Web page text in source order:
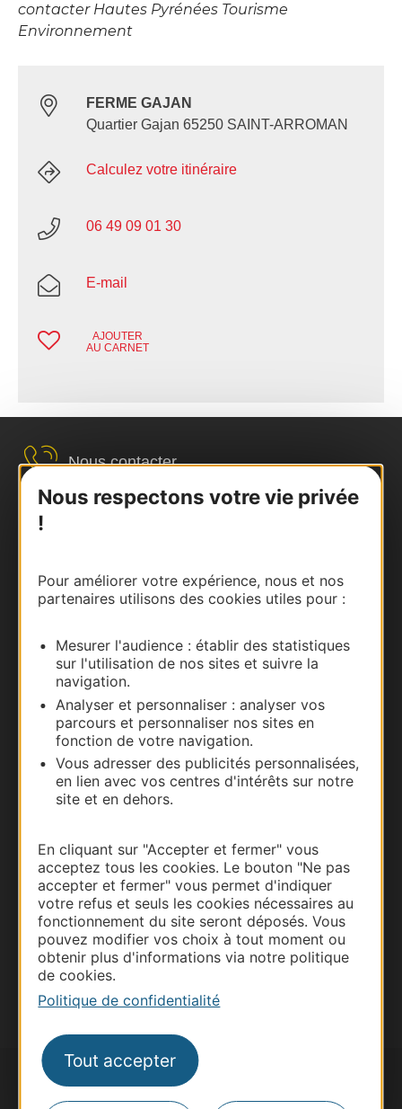
Nous respectons votre vie privée
!
Pour améliorer votre expérience, nous et nos
partenaires utilisons des cookies utiles pour :
Mesurer l'audience : établir des statistiques
sur l'utilisation de nos sites et suivre la
navigation.
Analyser et personnaliser : analyser vos
parcours et personnaliser nos sites en
fonction de votre navigation.
Vous adresser des publicités personnalisées,
en lien avec vos centres d'intérêts sur notre
site et en dehors.
En cliquant sur "Accepter et fermer" vous
acceptez tous les cookies. Le bouton "Ne pas
accepter et fermer" vous permet d'indiquer
votre refus et seuls les cookies nécessaires au
fonctionnement du site seront déposés. Vous
pouvez modifier vos choix à tout moment ou
obtenir plus d'informations via notre politique
de cookies.
Politique de confidentialité
Tout accepter
contacter Hautes Pyrénées Tourisme
Environnement
FERME GAJAN
Quartier Gajan 65250 SAINT-ARROMAN
Calculez votre itinéraire
06 49 09 01 30
E-mail
AJOUTER
AU CARNET
Nous contacter
Carte interactive
Thermalisme
Business/Mice
Site presse et d'influence
Voyagistes
Destination Sport
Inscrivez-vous à la lettre d'information
Destination Occitanie pour recevoir des
suggestions de séjours, de visites et de sorties.
Je m'abonne